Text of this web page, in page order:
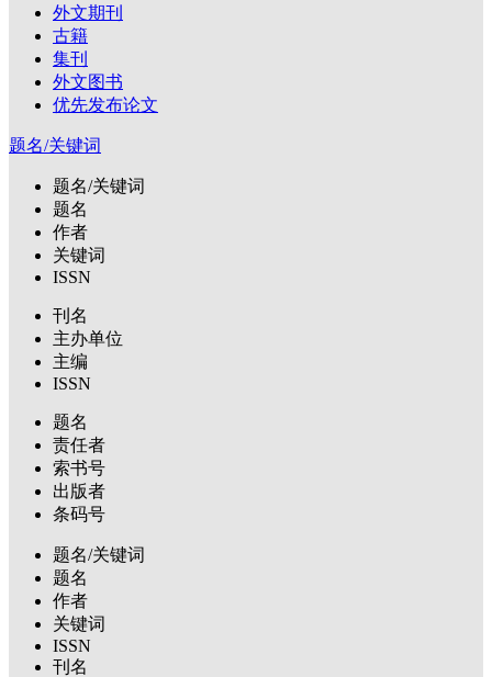
外文期刊
古籍
集刊
外文图书
优先发布论文
题名/关键词
题名/关键词
题名
作者
关键词
ISSN
刊名
主办单位
主编
ISSN
题名
责任者
索书号
出版者
条码号
题名/关键词
题名
作者
关键词
ISSN
刊名